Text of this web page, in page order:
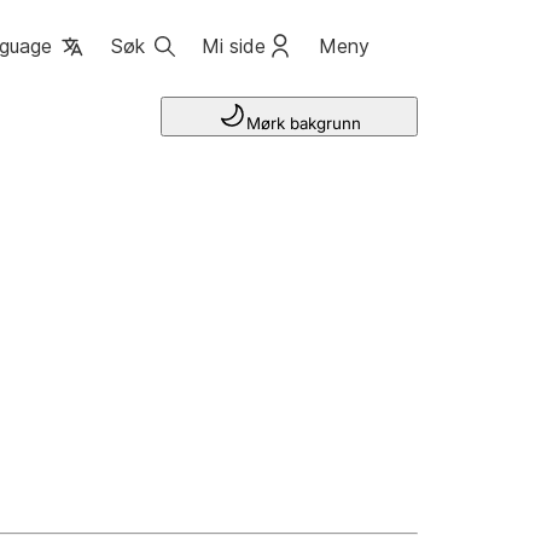
Søk Mi side Meny
Mørk bakgrunn